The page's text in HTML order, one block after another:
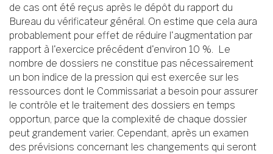
de cas ont été reçus après le dépôt du rapport du
Bureau du vérificateur général. On estime que cela aura
probablement pour effet de réduire l'augmentation par
rapport à l'exercice précédent d'environ 10 %. Le
nombre de dossiers ne constitue pas nécessairement
un bon indice de la pression qui est exercée sur les
ressources dont le Commissariat a besoin pour assurer
le contrôle et le traitement des dossiers en temps
opportun, parce que la complexité de chaque dossier
peut grandement varier. Cependant, après un examen
des prévisions concernant les changements qui seront